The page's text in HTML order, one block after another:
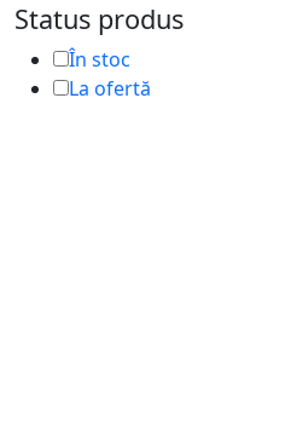
Status produs
În stoc
La ofertă